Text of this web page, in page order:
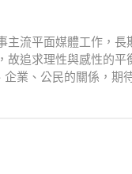
流平面媒體工作，長
追求理性與感性的平
業、公民的關係，期